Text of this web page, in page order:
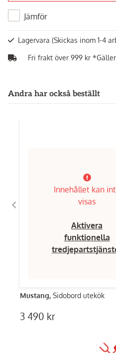
Jämför
Lagervara (Skickas inom 1-4
Fri frakt över 999 kr
Andra har också beställt
Innehållet kan
visas
Aktivera
funktionella
Mustang, Sidobord utekök
3 490 kr